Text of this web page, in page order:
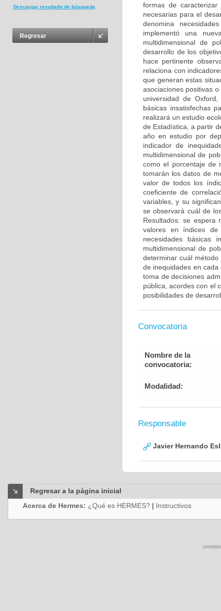
Descargar resultado de búsqueda
Regresar
formas de
necesarias para el
denomina
implementó una
multidimensional de
desarrollo de los
hace pertinente
relaciona con
que generan estas
asociaciones positivas
universidad de
básicas insatisfechas
realizará un estudio
de Estadística, a partir
año en estudio por
indicador de
multidimensional de
como el porcentaje de
tomarán los datos de
valor de todos los
coeficiente de
variables, y su
se observará cuál de
Resultados: se espera
valores en índices
necesidades básicas
multidimensional de
determinar cuál
de inequidades en
toma de decisiones
pública, acordes con el
posibilidades de
Convocatoria
Nombre de la
convocatoria:
Modalidad:
Responsable
Javier Hernando
Regresar a la página inicial
Acerca de Hermes: ¿Qué es HERMES? | Instructivos